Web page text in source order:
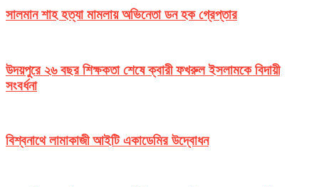
সালমান শাহ হত্যা মামলায় অভিনেতা ডন হক গ্রেপ্তার
উদয়পুরে ২৬ বছর শিক্ষকতা শেষে ক্বারী ফখরুল ইসলামকে বিদায়ী
সংবর্ধনা
বিশ্বনাথে লামাকাজী আইটি একাডেমির উদ্বোধন